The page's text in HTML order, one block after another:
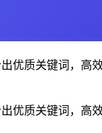
质关键词，高
优质关键词，高